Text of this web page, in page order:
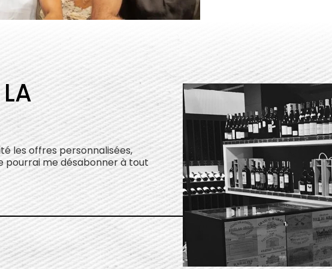
les offres personnalisées,
pourrai me désabonner à tout